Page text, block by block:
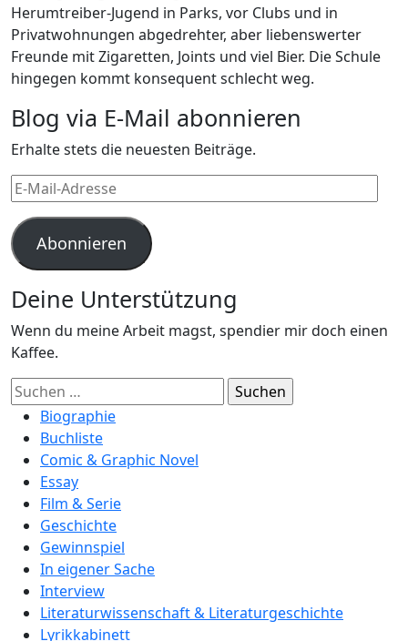
Herumtreiber-Jugend in Parks, vor Clubs und in
Privatwohnungen abgedrehter, aber liebenswerter
Freunde mit Zigaretten, Joints und viel Bier. Die Schule
hingegen kommt konsequent schlecht weg.
Blog via E-Mail abonnieren
Erhalte stets die neuesten Beiträge.
E-
Mail-
Adresse
Abonnieren
Deine Unterstützung
Wenn du meine Arbeit magst, spendier mir doch einen
Kaffee.
Suchen
nach:Biographie
Buchliste
Comic & Graphic Novel
Essay
Film & Serie
Geschichte
Gewinnspiel
In eigener Sache
Interview
Literaturwissenschaft & Literaturgeschichte
Lyrikkabinett